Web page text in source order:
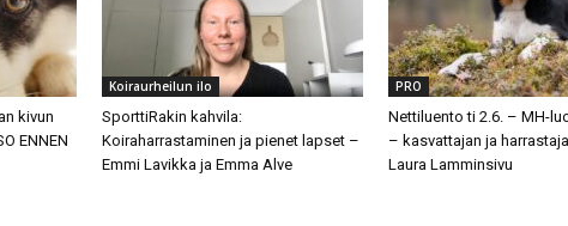
kivun
ENNEN
Koiraurheilun ilo
SporttiRakin kahvila:
Koiraharrastaminen ja pienet lapset –
Emmi Lavikka ja Emma Alve
PRO
Nettiluento ti 2.6. – MH-
– kasvattajan ja
Laura Lamminsivu